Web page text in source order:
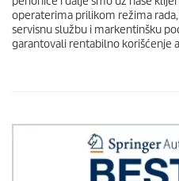
operaterima prilikom režima
servisnu službu i markentinšku
garantovali rentabilno korišćenje